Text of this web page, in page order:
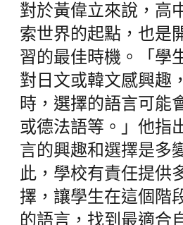
對於黃偉立來說，高
索世界的起點，也是
習的最佳時機。「學
對日文或韓文感興趣
時，選擇的語言可能
或德法語等。」他指
言的興趣和選擇是多
此，學校有責任提供
擇，讓學生在這個階
的語言，找到最適合